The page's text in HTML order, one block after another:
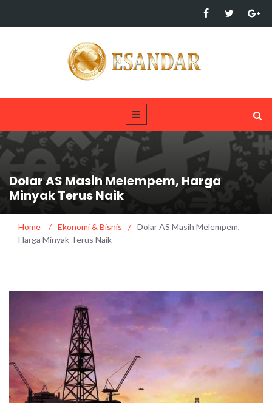
Dolar AS Masih Melempem, Harga
Minyak Terus Naik
Home / Ekonomi & Bisnis / Dolar AS Masih Melempem,
Harga Minyak Terus Naik